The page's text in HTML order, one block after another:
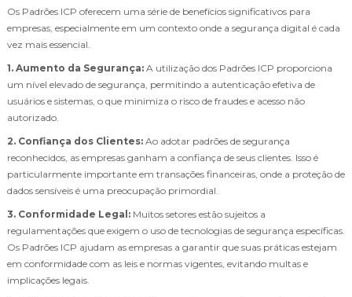
Os Padrões ICP oferecem uma série de benefícios significativos para
empresas, especialmente em um contexto onde a segurança digital é cada
vez mais essencial.
1. Aumento da Segurança: A utilização dos Padrões ICP proporciona
um nível elevado de segurança, permitindo a autenticação efetiva de
usuários e sistemas, o que minimiza o risco de fraudes e acesso não
autorizado.
2. Confiança dos Clientes: Ao adotar padrões de segurança
reconhecidos, as empresas ganham a confiança de seus clientes. Isso é
particularmente importante em transações financeiras, onde a proteção de
dados sensíveis é uma preocupação primordial.
3. Conformidade Legal: Muitos setores estão sujeitos a
regulamentações que exigem o uso de tecnologias de segurança específicas.
Os Padrões ICP ajudam as empresas a garantir que suas práticas estejam
em conformidade com as leis e normas vigentes, evitando multas e
implicações legais.